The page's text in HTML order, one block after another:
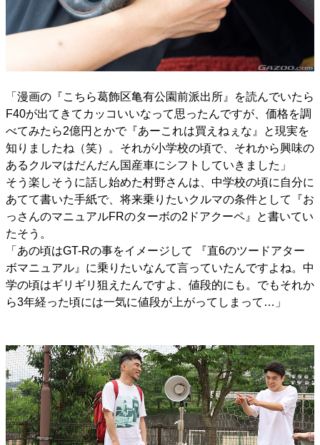
「漫画の『こちら葛飾区亀有公園前派出所』を読んでいたら
F40が出てきてカッコいいなって思ったんですが、価格を調
べてみたら2億円とかで『あーこれは買えねぇな』と現実を
知りましたね（笑）。それが小学校の頃で、それから興味の
あるクルマはだんだん国産車にシフトしていきました」
そう楽しそうに話し始めた村野さんは、中学校の頃に自分に
あてて書いた手紙で、将来乗りたいクルマの条件として『お
っさんのマニュアルFRのターボの2ドアクーペ』と書いてい
たそう。
「あの頃はGT-Rの事をイメージして 『直6のツードアター
ボマニュアル』に乗りたいなんて言っていたんですよね。中
学の頃はギリギリ狙えたんですよ、値段的にも。でもそれか
ら3年経った頃には一気に値段が上がってしまって…」